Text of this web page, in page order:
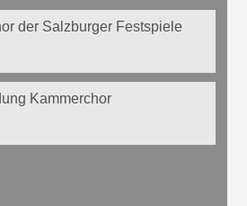
der Salzburger Festspiele
Kammerchor